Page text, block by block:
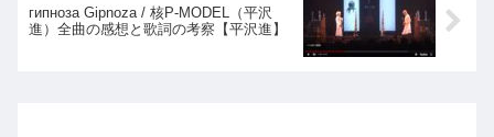
гипноза Gipnoza / 核P-MODEL（平沢
進）全曲の感想と歌詞の考察【平沢進】